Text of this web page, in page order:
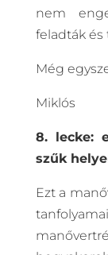
nem
feladták és
Még
Miklós
8. lecke:
szűk
Ezt a